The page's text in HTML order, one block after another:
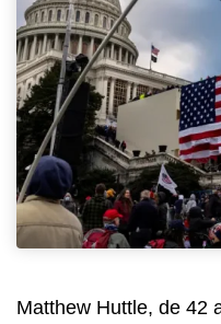
Matthew Huttle, de 42